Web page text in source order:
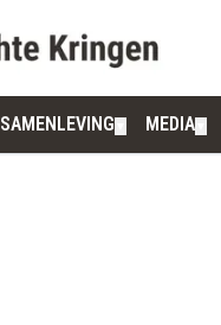
SAMENLEVING MEDIA